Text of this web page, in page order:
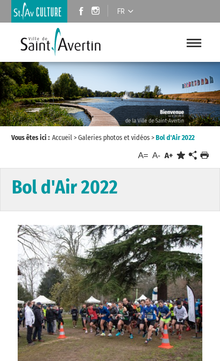
FR
Vous êtes ici : Accueil>Galeries photos et vidéos>Bol d'Air 2022
A= A- A+
Bol d'Air 2022